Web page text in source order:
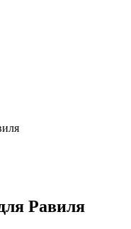
Равиля